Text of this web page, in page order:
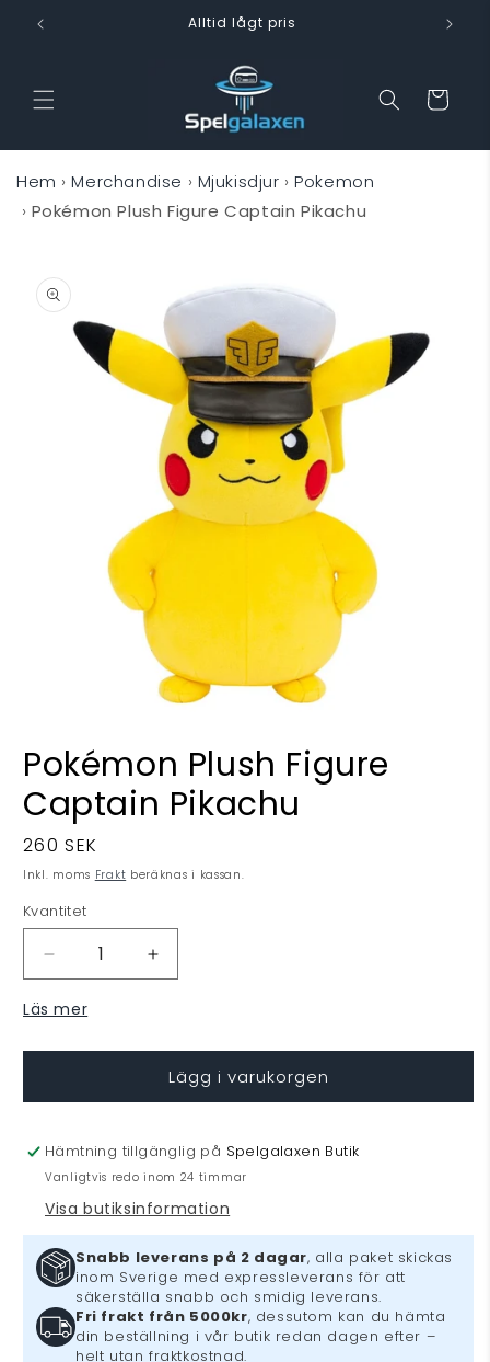
vidare
till
Alltid lågt pris
Varukorg
Hem › Merchandise › Mjukisdjur › Pokemon
› Pokémon Plush Figure Captain Pikachu
vidare till
1
modalfönster
Pokémon Plush Figure
Captain Pikachu
Ordinarie
pris
260 SEK
Inkl. moms Frakt beräknas i kassan.
Kvantitet
Minska
kvantitet
för
Plush
Captain
Öka
kvantitet
Plush
Figure
Captain
Läs mer
Lägg i varukorgen
Hämtning tillgänglig på Spelgalaxen Butik
Vanligtvis redo inom 24 timmar
Visa butiksinformation
Snabb leverans på 2 dagar, alla paket skickas
inom Sverige med expressleverans för att
säkerställa snabb och smidig leverans.
Fri frakt från 5000kr, dessutom kan du hämta
din beställning i vår butik redan dagen efter –
helt utan fraktkostnad.